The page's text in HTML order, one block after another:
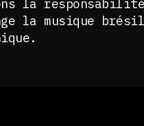
la responsabilité
la musique